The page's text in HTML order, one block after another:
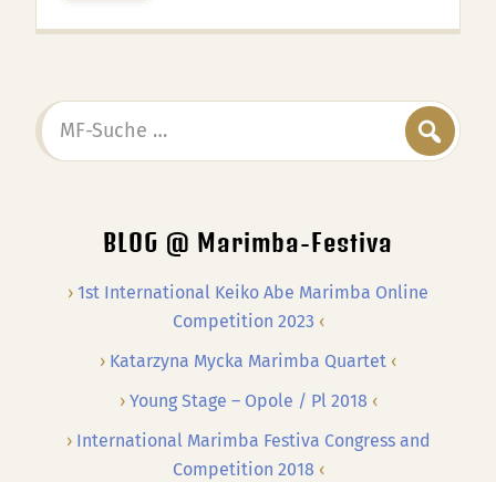
MF-
Suche
BLOG @ Marimba-Festiva
1st International Keiko Abe Marimba Online
Competition 2023
Katarzyna Mycka Marimba Quartet
Young Stage – Opole / Pl 2018
International Marimba Festiva Congress and
Competition 2018